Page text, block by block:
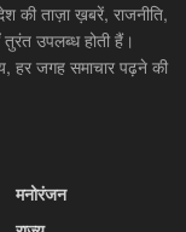
ताज़ा ख़बरें, राजनीति,
उपलब्ध होती हैं।
हर जगह समाचार पढ़ने की
मनोरंजन